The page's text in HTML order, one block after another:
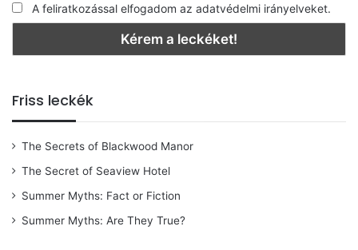
A feliratkozással elfogadom az adatvédelmi irányelveket.
Friss leckék
The Secrets of Blackwood Manor
The Secret of Seaview Hotel
Summer Myths: Fact or Fiction
Summer Myths: Are They True?